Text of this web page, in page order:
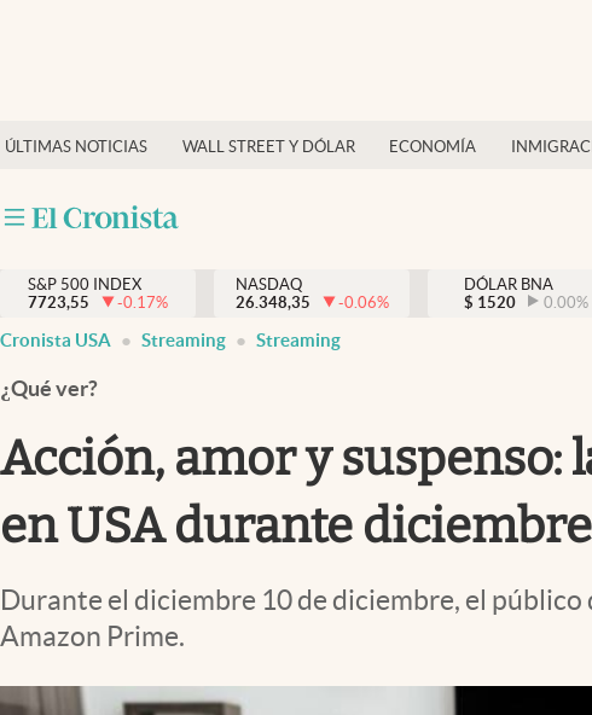
ÚLTIMAS NOTICIAS WALL STREET Y DÓLAR ECONOMÍA
Finanzas y economía
Inmigración
Trending
Streaming
PC y mobile
S&P 500 INDEX
7723,55
-0.17%
NASDAQ
26.348,35
-0.06%
DÓLAR BNA
$ 1520 0.00%
Cronista USA Streaming Streaming
¿Qué ver?
Acción, amor y suspenso:
en USA durante diciembre
Durante el diciembre 10 de diciembre, el
Amazon Prime.